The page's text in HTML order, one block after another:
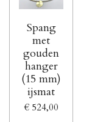
Spang
met
gouden
hanger
(15 mm)
ijsmat
€ 524,00